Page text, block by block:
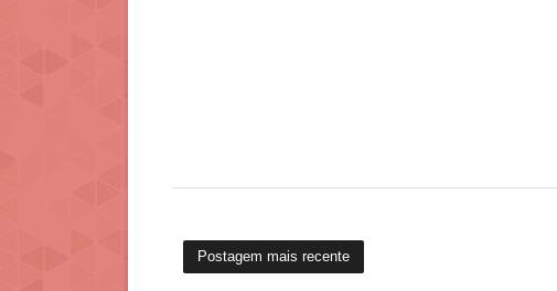
Postagem mais recente